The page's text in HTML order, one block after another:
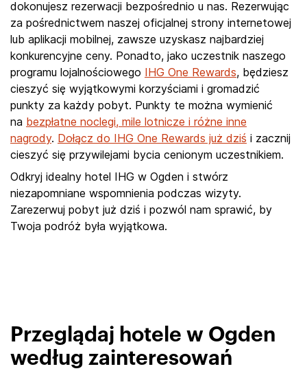
dokonujesz rezerwacji bezpośrednio u nas. Rezerwując
za pośrednictwem naszej oficjalnej strony internetowej
lub aplikacji mobilnej, zawsze uzyskasz najbardziej
konkurencyjne ceny. Ponadto, jako uczestnik naszego
programu lojalnościowego IHG One Rewards, będziesz
cieszyć się wyjątkowymi korzyściami i gromadzić
punkty za każdy pobyt. Punkty te można wymienić
na bezpłatne noclegi, mile lotnicze i różne inne
nagrody. Dołącz do IHG One Rewards już dziś i zacznij
cieszyć się przywilejami bycia cenionym uczestnikiem.
Odkryj idealny hotel IHG w Ogden i stwórz
niezapomniane wspomnienia podczas wizyty.
Zarezerwuj pobyt już dziś i pozwól nam sprawić, by
Twoja podróż była wyjątkowa.
Przeglądaj hotele w Ogden
według zainteresowań